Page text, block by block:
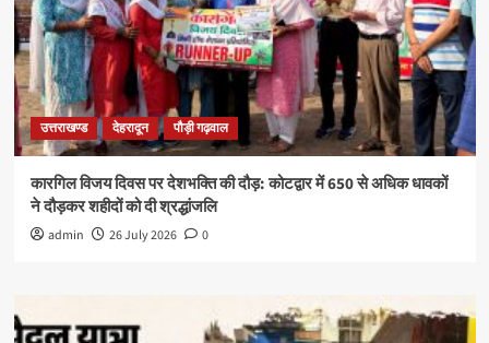
उत्तराखण्ड देहरादून पौड़ी गढ़वाल
कारगिल विजय दिवस पर देशभक्ति की दौड़: कोटद्वार में 650 से अधिक धावकों
ने दौड़कर शहीदों को दी श्रद्धांजलि
admin 26 July 2026 0